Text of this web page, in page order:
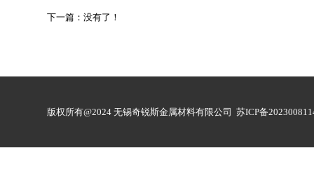
下一篇：没有了！
版权所有@2024 无锡奇锐斯金属材料有限公司苏ICP备